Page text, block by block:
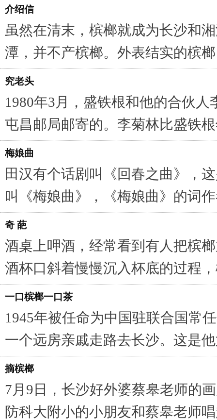
介绍信
虽然在清末，槟榔就成为长沙和
潭，并不产槟榔。外表结实的槟
究老头
1980年3月，盛铁根和他的合伙
屯昌邮局邮寄的。李菊林比盛铁
梅娘曲
田汉有个话剧叫《回春之曲》，
叫《梅娘曲》，《梅娘曲》的词
奇 葩
酒桌上呷酒，经常看到有人把槟
酒杯口斜着慢慢沉入杯底的过程
一口槟榔一口茶
1945年被任命为中国驻联合国常
一个远房亲戚走路去长沙。这是
摘槟榔
7月9日，长沙好外婆蔡皋老师的
防科大附小的小朋友和蔡皋老师